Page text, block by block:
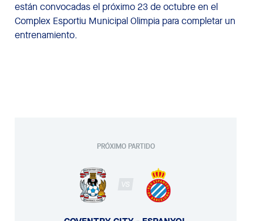
están convocadas el próximo 23 de octubre en el
Complex Esportiu Municipal Olimpia para completar un
entrenamiento.
PRÓXIMO PARTIDO
VS